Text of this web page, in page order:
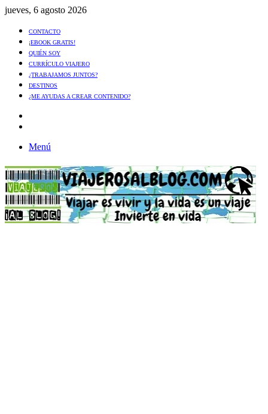
jueves, 6 agosto 2026
CONTACTO
¡EBOOK GRATIS!
QUIÉN SOY
CURRÍCULO VIAJERO
¿TRABAJAMOS JUNTOS?
DESTINOS
¿ME AYUDAS A CREAR CONTENIDO?
Menú